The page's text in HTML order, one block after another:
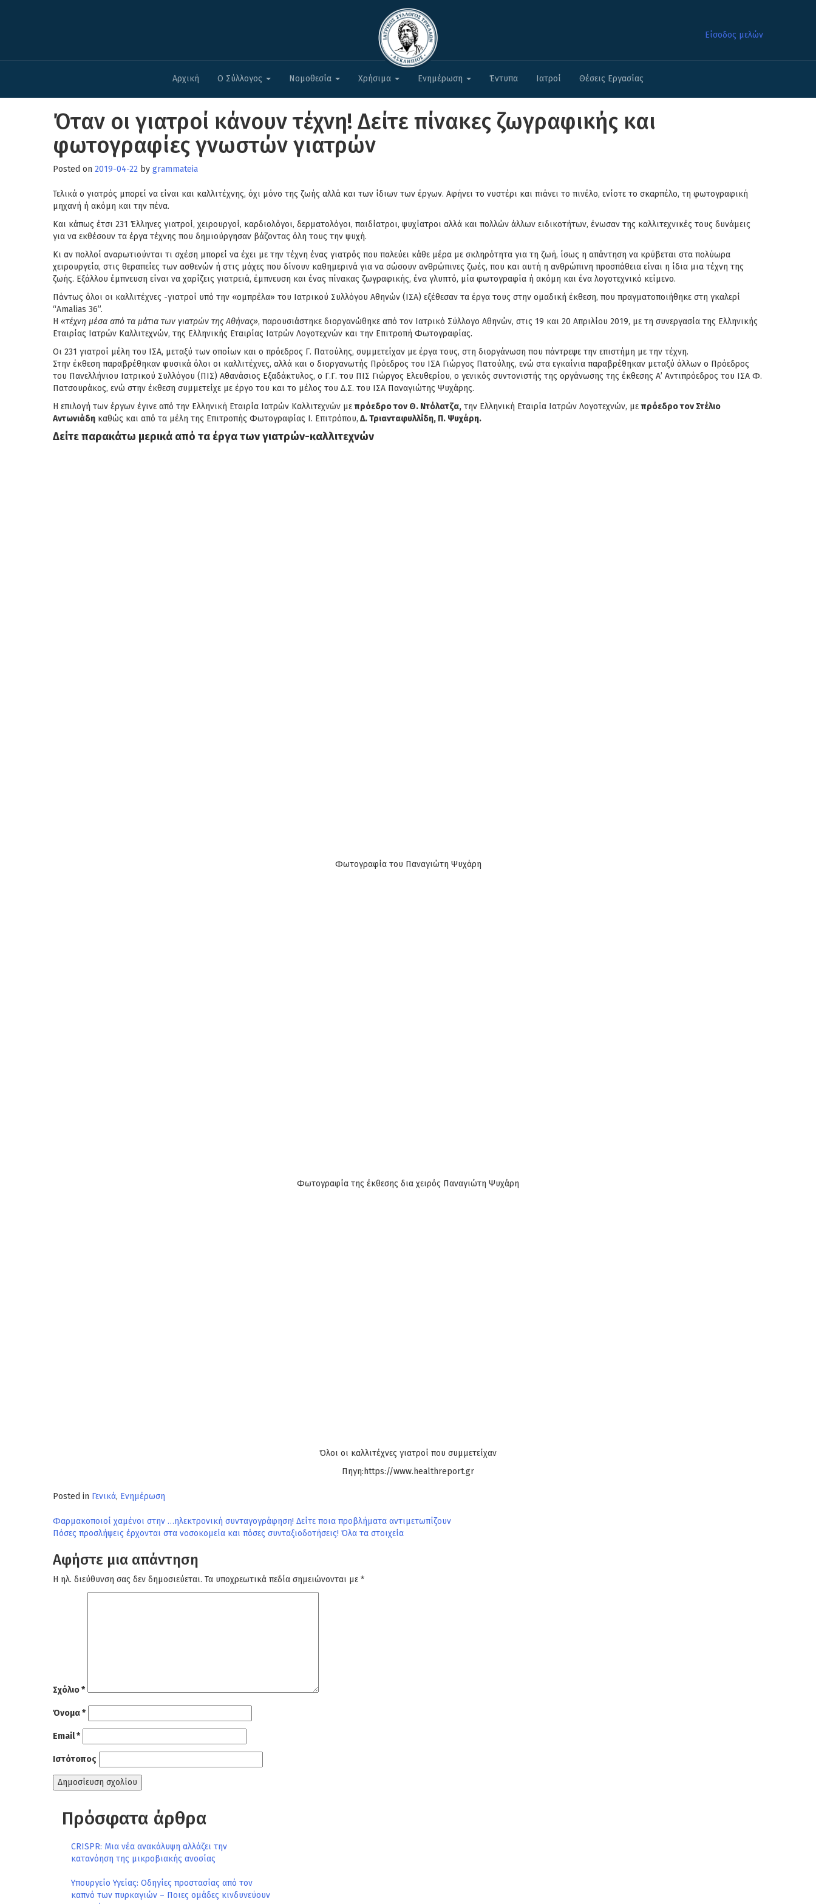
Είσοδος μελών
Αρχική Ο Σύλλογος Νομοθεσία Χρήσιμα Ενημέρωση Έντυπα Ιατροί Θέσεις Εργασίας
Όταν οι γιατροί κάνουν τέχνη! Δείτε πίνακες ζωγραφικής και
φωτογραφίες γνωστών γιατρών
Posted on 2019-04-22 by grammateia
Τελικά ο γιατρός μπορεί να είναι και καλλιτέχνης, όχι μόνο της ζωής αλλά και των ίδιων των έργων. Αφήνει το νυστέρι και πιάνει το πινέλο, ενίοτε το σκαρπέλο, τη φωτογραφική
μηχανή ή ακόμη και την πένα.
Και κάπως έτσι 231 Έλληνες γιατροί, χειρουργοί, καρδιολόγοι, δερματολόγοι, παιδίατροι, ψυχίατροι αλλά και πολλών άλλων ειδικοτήτων, ένωσαν της καλλιτεχνικές τους δυνάμεις
για να εκθέσουν τα έργα τέχνης που δημιούργησαν βάζοντας όλη τους την ψυχή.
Κι αν πολλοί αναρωτιούνται τι σχέση μπορεί να έχει με την τέχνη ένας γιατρός που παλεύει κάθε μέρα με σκληρότητα για τη ζωή, ίσως η απάντηση να κρύβεται στα πολύωρα
χειρουργεία, στις θεραπείες των ασθενών ή στις μάχες που δίνουν καθημερινά για να σώσουν ανθρώπινες ζωές, που και αυτή η ανθρώπινη προσπάθεια είναι η ίδια μια τέχνη της
ζωής. Εξάλλου έμπνευση είναι να χαρίζεις γιατρειά, έμπνευση και ένας πίνακας ζωγραφικής, ένα γλυπτό, μία φωτογραφία ή ακόμη και ένα λογοτεχνικό κείμενο.
Πάντως όλοι οι καλλιτέχνες -γιατροί υπό την «ομπρέλα» του Ιατρικού Συλλόγου Αθηνών (ΙΣΑ) εξέθεσαν τα έργα τους στην ομαδική έκθεση, που πραγματοποιήθηκε στη γκαλερί
“Amalias 36”.
H «τέχνη μέσα από τα μάτια των γιατρών της Αθήνας», παρουσιάστηκε διοργανώθηκε από τον Ιατρικό Σύλλογο Αθηνών, στις 19 και 20 Απριλίου 2019, με τη συνεργασία της Ελληνικής
Εταιρίας Ιατρών Καλλιτεχνών, της Ελληνικής Εταιρίας Ιατρών Λογοτεχνών και την Επιτροπή Φωτογραφίας.
Οι 231 γιατροί μέλη του ΙΣΑ, μεταξύ των οποίων και ο πρόεδρος Γ. Πατούλης, συμμετείχαν με έργα τους, στη διοργάνωση που πάντρεψε την επιστήμη με την τέχνη.
Στην έκθεση παραβρέθηκαν φυσικά όλοι οι καλλιτέχνες, αλλά και ο διοργανωτής Πρόεδρος του ΙΣΑ Γιώργος Πατούλης, ενώ στα εγκαίνια παραβρέθηκαν μεταξύ άλλων ο Πρόεδρος
του Πανελλήνιου Ιατρικού Συλλόγου (ΠΙΣ) Αθανάσιος Εξαδάκτυλος, ο Γ.Γ. του ΠΙΣ Γιώργος Ελευθερίου, ο γενικός συντονιστής της οργάνωσης της έκθεσης Α’ Αντιπρόεδρος του ΙΣΑ Φ.
Πατσουράκος, ενώ στην έκθεση συμμετείχε με έργο του και το μέλος του Δ.Σ. του ΙΣΑ Παναγιώτης Ψυχάρης.
Η επιλογή των έργων έγινε από την Ελληνική Εταιρία Ιατρών Καλλιτεχνών μεπρόεδρο τον Θ. Ντόλατζα, την Ελληνική Εταιρία Ιατρών Λογοτεχνών, μεπρόεδρο τον Στέλιο
Αντωνιάδη καθώς και από τα μέλη της Επιτροπής Φωτογραφίας Ι. Επιτρόπου, Δ. Τριανταφυλλίδη, Π. Ψυχάρη.
Δείτε παρακάτω μερικά από τα έργα των γιατρών-καλλιτεχνών
Φωτογραφία του Παναγιώτη Ψυχάρη
Φωτογραφία της έκθεσης δια χειρός Παναγιώτη Ψυχάρη
Όλοι οι καλλιτέχνες γιατροί που συμμετείχαν
Πηγη:https://www.healthreport.gr
Posted in Γενικά, Ενημέρωση
Πλοήγηση
άρθρων
Φαρμακοποιοί χαμένοι στην …ηλεκτρονική συνταγογράφηση! Δείτε ποια προβλήματα αντιμετωπίζουν
Πόσες προσλήψεις έρχονται στα νοσοκομεία και πόσες συνταξιοδοτήσεις! Όλα τα στοιχεία
Αφήστε μια απάντηση
Η ηλ. διεύθυνση σας δεν δημοσιεύεται. Τα υποχρεωτικά πεδία σημειώνονται με *
Σχόλιο*
Όνομα*
Email*
Ιστότοπος
Πρόσφατα άρθρα
CRISPR: Μια νέα ανακάλυψη αλλάζει την
κατανόηση της μικροβιακής ανοσίας
Υπουργείο Υγείας: Οδηγίες προστασίας από τον
καπνό των πυρκαγιών – Ποιες ομάδες κινδυνεύουν